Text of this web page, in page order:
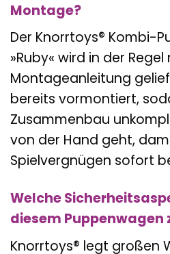
Montage?
Der Knorrtoys® Kombi-
»Ruby« wird in der
Montageanleitung
bereits vormontiert,
Zusammenbau
von der Hand geht,
Spielvergnügen sofort
Welche
diesem Puppenwagen
Knorrtoys® legt großen